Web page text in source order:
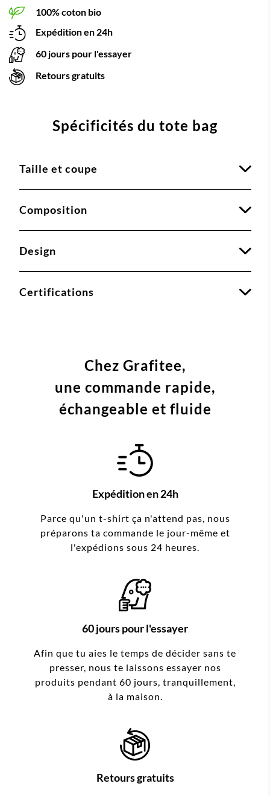
100% coton bio
Expédition en 24h
60 jours pour l'essayer
Retours gratuits
Spécificités du tote bag
Taille et coupe
Composition
Design
Certifications
Chez Grafitee,
une commande rapide,
échangeable et fluide
Expédition en 24h
Parce qu'un t-shirt ça n'attend pas, nous
préparons ta commande le jour-même et
l'expédions sous 24 heures.
60 jours pour l'essayer
Afin que tu aies le temps de décider sans te
presser, nous te laissons essayer nos
produits pendant 60 jours, tranquillement,
à la maison.
Retours gratuits